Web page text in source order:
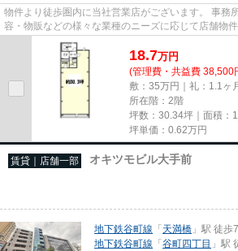
物件より徒歩圏内に当社営業店がございます。 事務
容・物販などの様々な業種のニーズに応じて店舗物
尚、弊社ではおとり広告は一切...
18.7万円
(管理費・共益費 38,500
敷：35万円｜礼：1.1ヶ
所在階：2階
坪数：30.34坪｜面積：
坪単価： 0.62万円
賃貸｜店舗一部 オキツモビル大手前
地下鉄谷町線 「天満橋 」駅 徒歩
地下鉄谷町線 「谷町四丁目 」駅